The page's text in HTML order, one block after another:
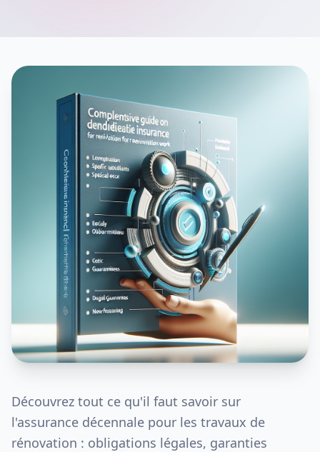
Découvrez tout ce qu'il faut savoir sur
l'assurance décennale pour les travaux de
rénovation : obligations légales, garanties